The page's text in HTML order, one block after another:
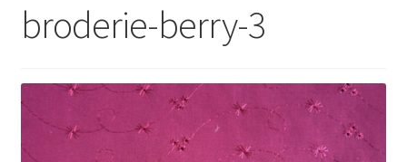
Mon compte
broderie-berry-3